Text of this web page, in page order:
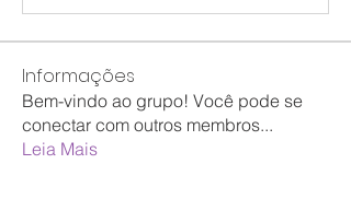
Informações
Bem-vindo ao grupo! Você pode se
conectar com outros membros...
Leia Mais